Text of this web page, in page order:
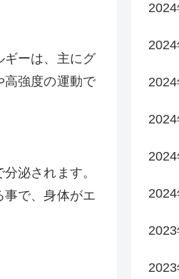
ギーは、主にグ
高強度の運動で
泌されます。
事で、身体がエ
2024
2024
2024
2024
2024
2024
2023
2023